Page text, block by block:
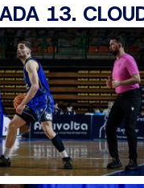
13.